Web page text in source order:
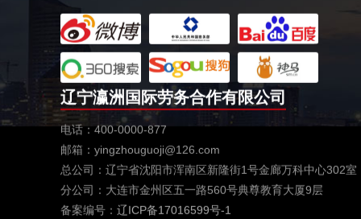
种植类（留学签证）
￥25000-30000/月人民币
澳大利亚-汽修厂
￥6500-90000澳币/月
住家保姆
￥29000-35000/月人民币
室内装修
￥40000-60000/月以上
爱尔兰剔骨工
辽宁瀛洲国际劳务合作有限公司
电话：400-0000-877
邮箱：yingzhouguoji@126.com
总公司：辽宁省沈阳市浑南区新隆街1号金廊万科中心302室
分公司：大连市金州区五一路560号典尊教育大厦9层
备案编号： 辽ICP备17016599号-1